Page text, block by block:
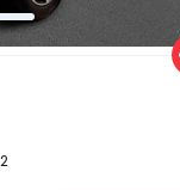
Año